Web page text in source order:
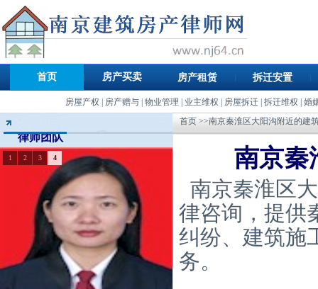
首页 房产买卖 房产租赁 拆迁安置
房屋产权 房产赠与| 物业管理 业主维权 房屋拆迁| 拆迁维权 婚
律师团队
1 2 3 4
首页 >>南京秦淮区大阳沟附近的建
南京秦
南京秦淮区
律咨询，提供
纠纷、建筑施
务。